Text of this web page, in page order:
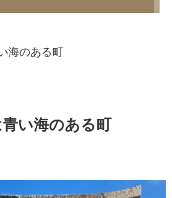
海のある町
い海のある町